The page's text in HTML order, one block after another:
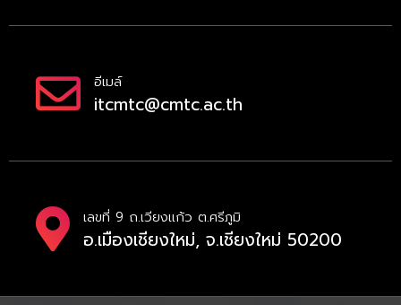
อีเมล์
itcmtc@cmtc.ac.th
เลขที่ 9 ถ.เวียงแก้ว ต.ศรีภูมิ
อ.เมืองเชียงใหม่, จ.เชียงใหม่ 50200